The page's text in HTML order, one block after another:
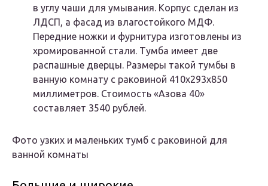
в углу чаши для умывания. Корпус сделан из
ЛДСП, а фасад из влагостойкого МДФ.
Передние ножки и фурнитура изготовлены из
хромированной стали. Тумба имеет две
распашные дверцы. Размеры такой тумбы в
ванную комнату с раковиной 410х293х850
миллиметров. Стоимость «Азова 40»
составляет 3540 рублей.
Фото узких и маленьких тумб с раковиной для
ванной комнаты